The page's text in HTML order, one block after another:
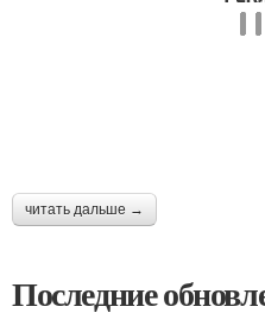
читать дальше →
Последние